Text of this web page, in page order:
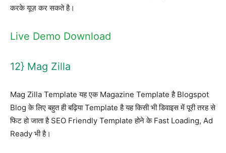
करके यूज़ कर सकते है।
Live Demo Download
12} Mag Zilla
Mag Zilla Template यह एक Magazine Template है Blogspot
Blog के लिए बहुत ही बढ़िया Template है यह किसी भी डिवाइस में पूरी तरह से
फिट हो जाता है SEO Friendly Template होने के Fast Loading, Ad
Ready भी है।